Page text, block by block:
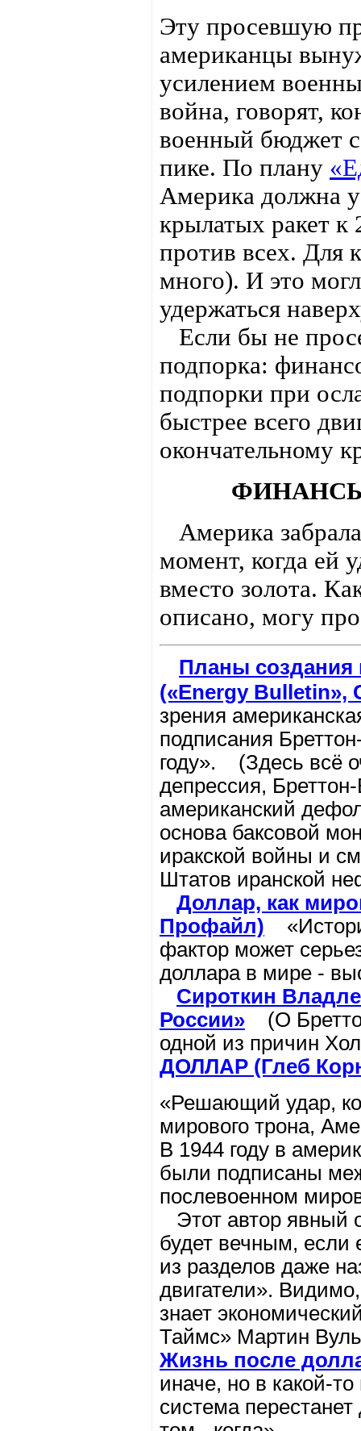
Эту просевшую
американцы
усилением
война, говорят,
военный бюджет
пике. По плану
Америка должна
крылатых ракет к
против всех. Для
много). И это
удержаться
Если бы не
подпорка:
подпорки при
быстрее всего
окончательному
Америка
момент, когда ей
вместо золота.
описано, могу
Планы создания
(«Energy
зрения
подписания
году». (Здесь всё
депрессия,
американский
основа баксовой
иракской войны и
Штатов иранской
Доллар, как
Профайл)
фактор может
доллара в мире -
Сироткин
России» (О
одной из причин
ДОЛЛАР (Глеб
«Решающий удар,
мирового трона,
В 1944 году в
были подписаны
послевоенном
Этот автор явный
будет вечным, если
из разделов даже
двигатели».
знает
Таймс» Мартин
Жизнь после
иначе, но в какой-
система